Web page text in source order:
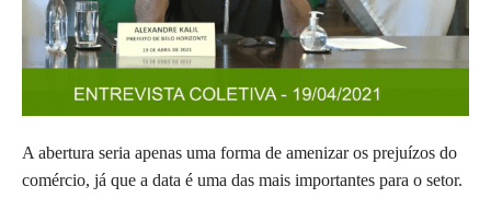
A abertura seria apenas uma forma de amenizar os prejuízos do
comércio, já que a data é uma das mais importantes para o setor.